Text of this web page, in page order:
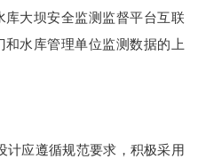
大坝安全监测监督平台互联
水库管理单位监测数据的上
应遵循规范要求，积极采用